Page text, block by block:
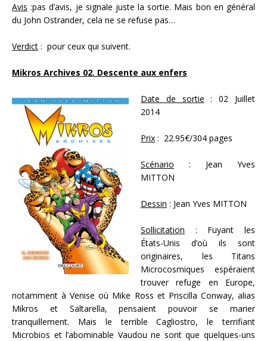
Avis :pas d’avis, je signale juste la sortie. Mais bon en général
du John Ostrander, cela ne se refuse pas…
Verdict : pour ceux qui suivent.
Mikros Archives 02. Descente aux enfers
Date de sortie : 02 Juillet
2014
Prix : 22.95€/304 pages
Scénario : Jean Yves
MITTON
Dessin : Jean Yves MITTON
Sollicitation : Fuyant les
États-Unis d’où ils sont
originaires, les Titans
Microcosmiques espéraient
trouver refuge en Europe,
notamment à Venise où Mike Ross et Priscilla Conway, alias
Mikros et Saltarella, pensaient pouvoir se marier
tranquillement. Mais le terrible Cagliostro, le terrifiant
Microbios et l’abominable Vaudou ne sont que quelques-uns